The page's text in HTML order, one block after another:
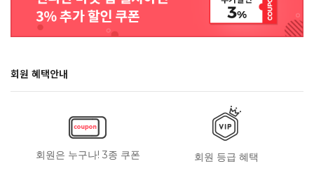
회원 혜택안내
회원은 누구나! 3종 쿠폰 회원 등급 혜택